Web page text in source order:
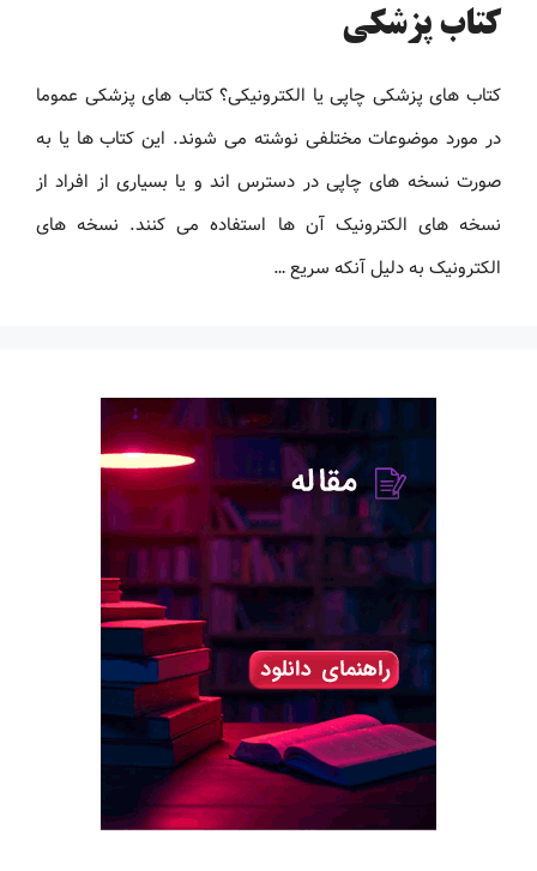
کتاب پزشکی
کتاب های پزشکی چاپی یا الکترونیکی؟ کتاب های پزشکی عموما
در مورد موضوعات مختلفی نوشته می شوند. این کتاب ها یا به
صورت نسخه های چاپی در دسترس اند و یا بسیاری از افراد از
نسخه های الکترونیک آن ها استفاده می کنند. نسخه های
الکترونیک به دلیل آنکه سریع …